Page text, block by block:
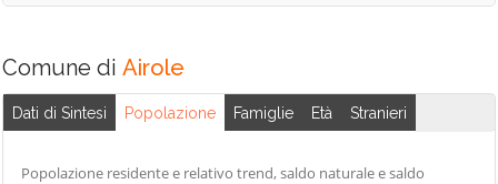
Comune di Airole
Dati di Sintesi Popolazione Famiglie Età Stranieri
Popolazione residente e relativo trend, saldo naturale e saldo